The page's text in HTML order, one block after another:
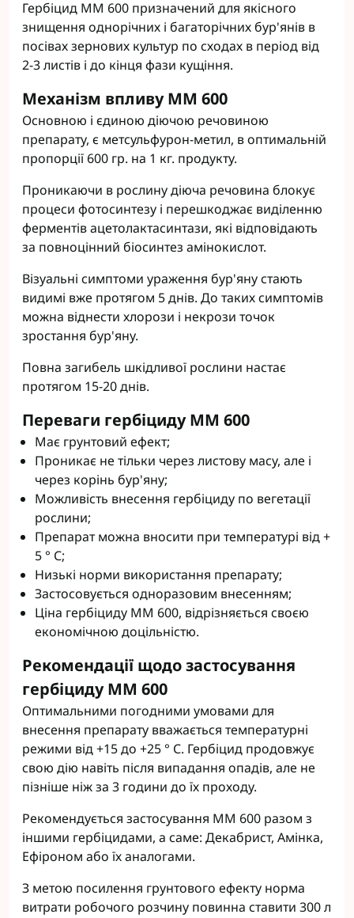
Гербіцид ММ 600 призначений для якісного
знищення однорічних і багаторічних бур'янів в
посівах зернових культур по сходах в період від
2-3 листів і до кінця фази кущіння.
Механізм впливу ММ 600
Основною і єдиною діючою речовиною
препарату, є метсульфурон-метил, в оптимальній
пропорції 600 гр. на 1 кг. продукту.
Проникаючи в рослину діюча речовина блокує
процеси фотосинтезу і перешкоджає виділенню
ферментів ацетолактасинтази, які відповідають
за повноцінний біосинтез амінокислот.
Візуальні симптоми ураження бур'яну стають
видимі вже протягом 5 днів. До таких симптомів
можна віднести хлорози і некрози точок
зростання бур'яну.
Повна загибель шкідливої рослини настає
протягом 15-20 днів.
Переваги гербіциду ММ 600
Має грунтовий ефект;
Проникає не тільки через листову масу, але і
через корінь бур'яну;
Можливість внесення гербіциду по вегетації
рослини;
Препарат можна вносити при температурі від +
5 ° С;
Низькі норми використання препарату;
Застосовується одноразовим внесенням;
Ціна гербіциду ММ 600, відрізняється своєю
економічною доцільністю.
Рекомендації щодо застосування
гербіциду ММ 600
Оптимальними погодними умовами для
внесення препарату вважається температурні
режими від +15 до +25 ° С. Гербіцид продовжує
свою дію навіть після випадання опадів, але не
пізніше ніж за 3 години до їх проходу.
Рекомендується застосування ММ 600 разом з
іншими гербіцидами, а саме: Декабрист, Амінка,
Ефіроном або їх аналогами.
З метою посилення грунтового ефекту норма
витрати робочого розчину повинна ставити 300 л